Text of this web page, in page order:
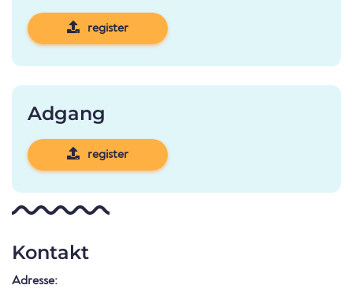
register
Adgang
register
Kontakt
Adresse: